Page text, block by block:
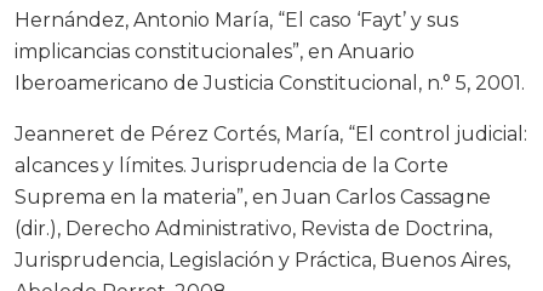
Hernández, Antonio María, “El caso ‘Fayt’ y sus
implicancias constitucionales”, en Anuario
Iberoamericano de Justicia Constitucional, n.° 5, 2001.
Jeanneret de Pérez Cortés, María, “El control judicial:
alcances y límites. Jurisprudencia de la Corte
Suprema en la materia”, en Juan Carlos Cassagne
(dir.), Derecho Administrativo, Revista de Doctrina,
Jurisprudencia, Legislación y Práctica, Buenos Aires,